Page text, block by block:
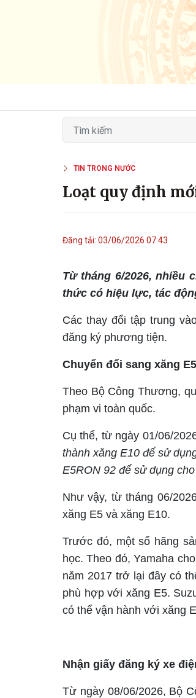
TIN TRONG NƯỚC
Loạt quy định
Đăng tải: 03/06/2026 07:43
Từ tháng 6/2026, nhiều
thức có hiệu lực, tác
Các thay đổi tập trung
đăng ký phương tiện.
Chuyển đổi sang xăng
Theo Bộ Công Thương,
phạm vi toàn quốc.
Cụ thể, từ ngày 01/06/
thành xăng E10 để sử
E5RON 92 để sử dụng
Như vậy, từ tháng 06/
xăng E5 và xăng E10.
Trước đó, một số hãng
học. Theo đó, Yamaha
năm 2017 trở lại đây có
phù hợp với xăng E5.
có thể vận hành với xăng
Nhận giấy đăng ký xe
Từ ngày 08/06/2026, Bộ